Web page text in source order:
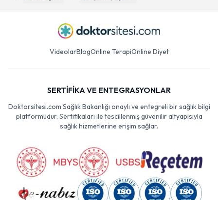
VideolarBlogOnline TerapiOnline Diyet
SERTİFİKA VE ENTEGRASYONLAR
Doktorsitesi.com Sağlık Bakanlığı onaylı ve entegreli bir sağlık bilgi
platformudur. Sertifikaları ile tescillenmiş güvenilir altyapısıyla
sağlık hizmetlerine erişim sağlar.